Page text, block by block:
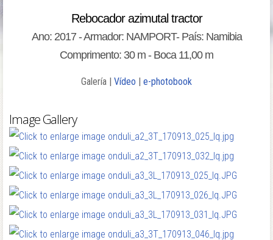
Rebocador azimutal tractor
Ano: 2017 - Armador: NAMPORT- País: Namibia
Comprimento: 30 m - Boca 11,00 m
Galería | Vídeo | e-photobook
Image Gallery